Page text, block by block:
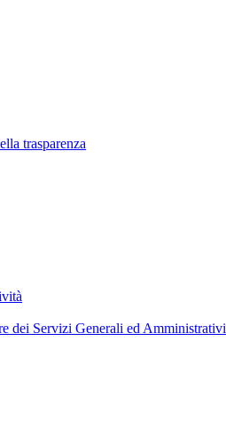
trasparenza
dei Servizi Generali ed Amministrativi